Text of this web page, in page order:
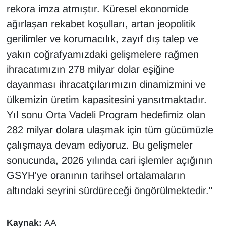
rekora imza atmıştır. Küresel ekonomide
ağırlaşan rekabet koşulları, artan jeopolitik
gerilimler ve korumacılık, zayıf dış talep ve
yakın coğrafyamızdaki gelişmelere rağmen
ihracatımızın 278 milyar dolar eşiğine
dayanması ihracatçılarımızın dinamizmini ve
ülkemizin üretim kapasitesini yansıtmaktadır.
Yıl sonu Orta Vadeli Program hedefimiz olan
282 milyar dolara ulaşmak için tüm gücümüzle
çalışmaya devam ediyoruz. Bu gelişmeler
sonucunda, 2026 yılında cari işlemler açığının
GSYH'ye oranının tarihsel ortalamaların
altındaki seyrini sürdüreceği öngörülmektedir."
Kaynak: AA